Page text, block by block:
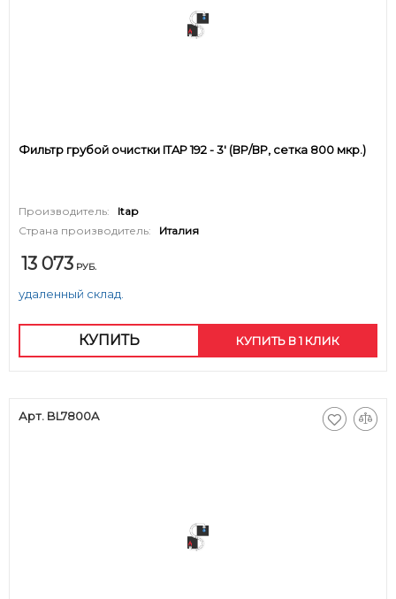
Фильтр грубой очистки ITAP 192 - 3' (ВР/ВР, сетка 800 мкр.)
Производитель:
Itap
Страна производитель:
Италия
13 073 РУБ.
удаленный склад.
КУПИТЬ КУПИТЬ В 1 КЛИК
Арт. BL7800A